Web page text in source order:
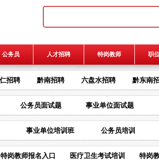
公务员 人才招聘 特岗教师 职
招聘 黔南招聘 六盘水招聘 黔东南
公务员面试题 事业单位面试题
事业单位培训班 公务员培训
特岗教师报名入口 医疗卫生考试培训 特岗